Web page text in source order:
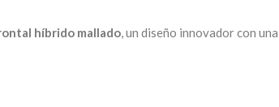
híbrido mallado, un diseño innovador con una